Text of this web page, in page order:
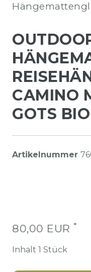
CAMINO
GOTS
Artikelnummer
80,00 EUR *
Inhalt 1 Stück